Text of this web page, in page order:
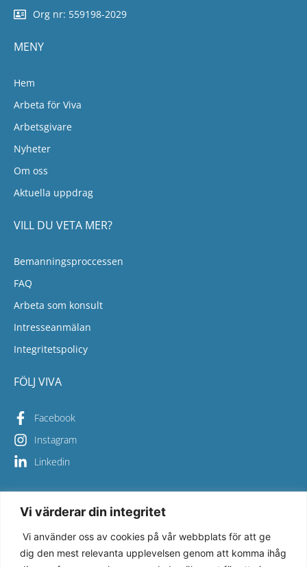
Vi värderar din integritet
Vi använder oss av cookies på vår webbplats för att ge
dig den mest relevanta upplevelsen genom att komma ihåg
Org nr: 559198-2029
MENY
Hem
Arbeta för Viva
Arbetsgivare
Nyheter
Om oss
Aktuella uppdrag
VILL DU VETA MER?
Bemanningsproccessen
FAQ
Arbeta som konsult
Intresseanmälan
Integritetspolicy
FÖLJ VIVA
Facebook
Instagram
Linkedin
Copyright © 2026 Viva Bemanning – All Rights Reserved
Vi på Viva Bemanning säkerställer en hög kvalitet i allt vi gör
och värnar om miljön och har därför certifierat verksamheten